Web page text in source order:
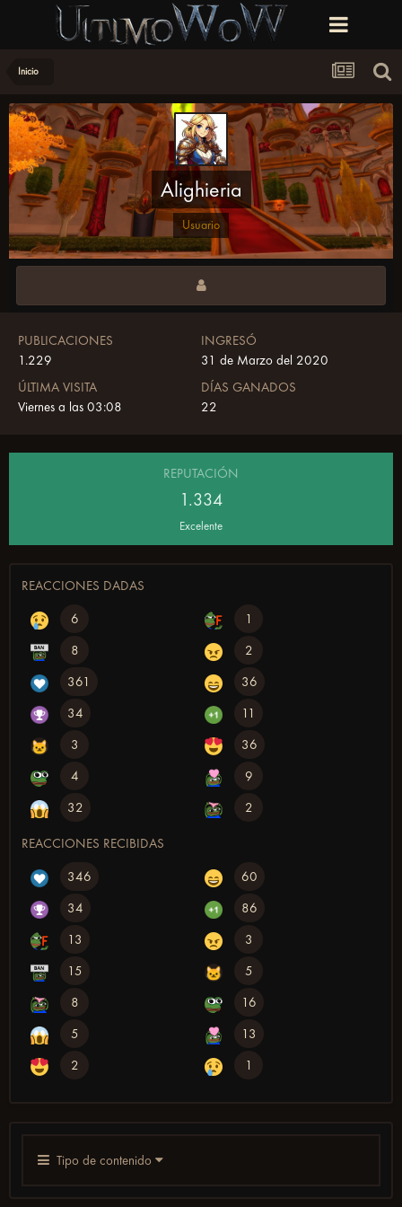
Inicio
Alighieria
Usuario
PUBLICACIONES
1.229
INGRESÓ
31 de Marzo del 2020
ÚLTIMA VISITA
Viernes a las 03:08
DÍAS GANADOS
22
REPUTACIÓN
1.334
Excelente
REACCIONES DADAS
6
1
8
2
361
36
34
11
3
36
4
9
32
2
REACCIONES RECIBIDAS
346
60
34
86
13
3
15
5
8
16
5
13
2
1
Tipo de contenido